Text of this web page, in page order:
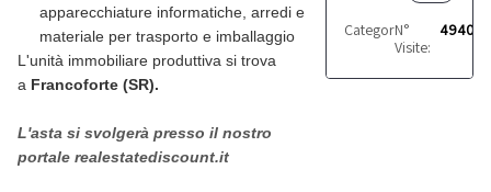
Categoria:
N°
Visite:
4940
apparecchiature informatiche, arredi e
materiale per trasporto e imballaggio
L'unità immobiliare produttiva si trova
a Francoforte (SR).
L'asta si svolgerà presso il nostro
portale realestatediscount.it